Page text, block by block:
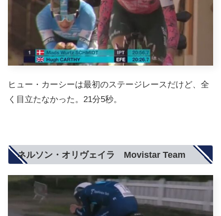
ヒュー・カーシーは最初のステージレースだけど、全
く目立たなかった。21分5秒。
ネルソン・オリヴェイラ Movistar Team